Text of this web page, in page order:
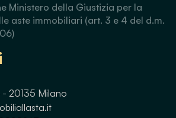
Ministero della Giustizia per la
aste immobiliari (art. 3 e 4 del d.m.
20135 Milano